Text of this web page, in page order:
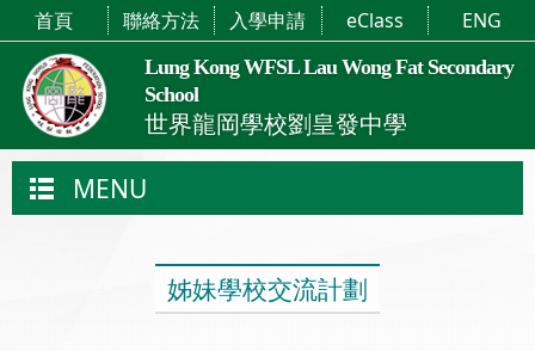
Lung Kong WFSL Lau Wong Fat Secondary
School
世界龍岡學校劉皇發中學
首頁 聯絡方法 入學申請 eClass ENG
MENU
姊妹學校交流計劃